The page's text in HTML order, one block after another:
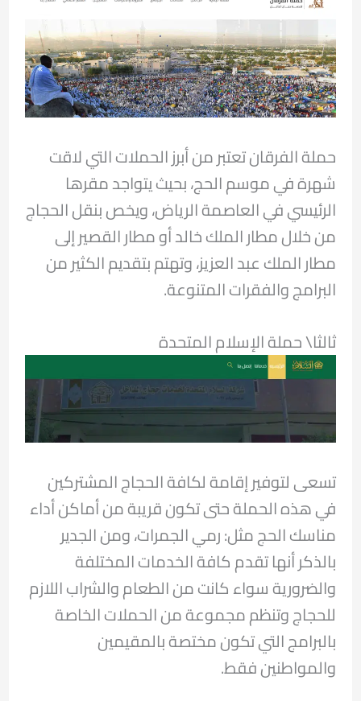
حملة الفرقان تعتبر من أبرز الحملات التي لاقت
شهرة في موسم الحج، بحيث يتواجد مقرها
الرئيسي في العاصمة الرياض، ويخص بنقل الحجاج
من خلال مطار الملك خالد أو مطار القصير إلى
مطار الملك عبد العزيز، وتهتم بتقديم الكثير من
البرامج والفقرات المتنوعة.
ثالثا\ حملة الإسلام المتحدة
تسعى لتوفير إقامة لكافة الحجاج المشتركين
في هذه الحملة حتى تكون قريبة من أماكن أداء
مناسك الحج مثل: رمي الجمرات، ومن الجدير
بالذكر أنها تقدم كافة الخدمات المختلفة
والضرورية سواء كانت من الطعام والشراب اللازم
للحجاج وتنظم مجموعة من الحملات الخاصة
بالبرامج التي تكون مختصة بالمقيمين
والمواطنين فقط.